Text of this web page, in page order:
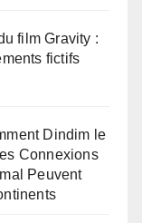
film Gravity :
fictifs
Dindim le
Connexions
Peuvent